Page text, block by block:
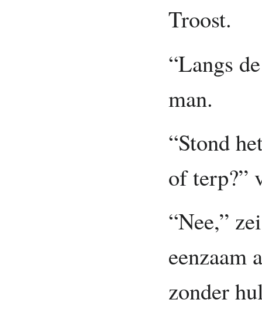
Troost.
“Langs
man.
“Stond
of terp?”
“Nee,”
eenzaam
zonder